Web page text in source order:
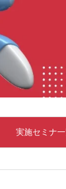
実施セミナ